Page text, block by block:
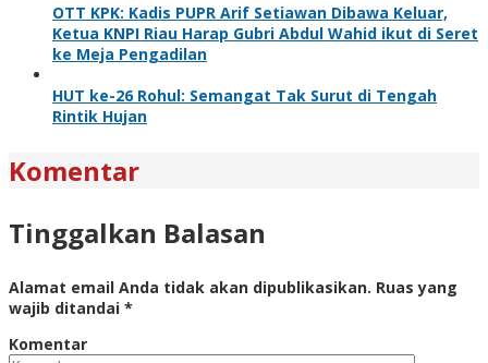
OTT KPK: Kadis PUPR Arif Setiawan Dibawa Keluar,
Ketua KNPI Riau Harap Gubri Abdul Wahid ikut di Seret
ke Meja Pengadilan
HUT ke-26 Rohul: Semangat Tak Surut di Tengah
Rintik Hujan
Komentar
Tinggalkan Balasan
Alamat email Anda tidak akan dipublikasikan. Ruas yang
wajib ditandai *
Komentar